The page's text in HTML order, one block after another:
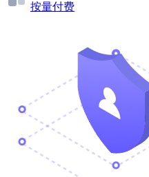
按量付费